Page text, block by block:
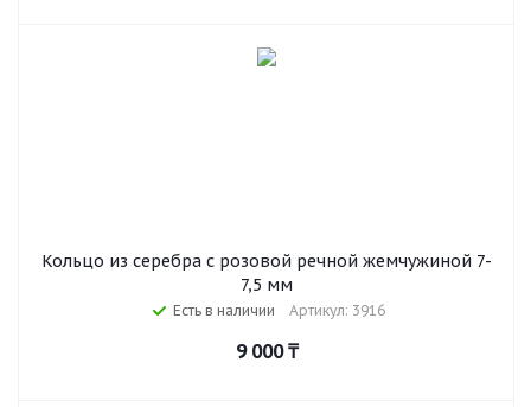
Кольцо из серебра с розовой речной жемчужиной 7-
7,5 мм
Есть в наличии Артикул: 3916
9 000₸